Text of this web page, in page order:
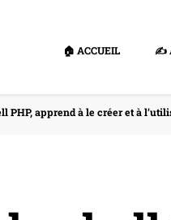
🏠 ACCUEIL ✍️
PHP, apprend à le créer et à